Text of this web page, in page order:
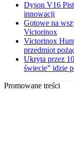
Dyson V16
innowacji
Gotowe na
Victorinox
Victorinox
przedmiot
Ukryta przez
świecie” idzie
Promowane treści